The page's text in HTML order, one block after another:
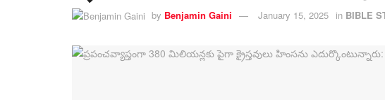
by Benjamin Gaini January 15, 2025 in BIBLE